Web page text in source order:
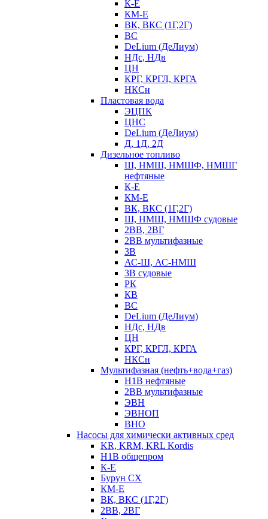
К-Е
КМ-Е
ВК, ВКС (1Г,2Г)
ВС
DeLium (ДеЛиум)
НДс, НДв
ЦН
КРГ, КРГЛ, КРГА
НКСн
Пластовая вода
ЭЦПК
ЦНС
DeLium (ДеЛиум)
Д, 1Д, 2Д
Дизельное топливо
Ш, НМШ, НМШФ, НМШГ
нефтяные
К-Е
КМ-Е
ВК, ВКС (1Г,2Г)
Ш, НМШ, НМШФ судовые
2ВВ, 2ВГ
2ВВ мультифазные
3В
АС-Ш, АС-НМШ
3В судовые
РК
КВ
ВС
DeLium (ДеЛиум)
НДс, НДв
ЦН
КРГ, КРГЛ, КРГА
НКСн
Мультифазная (нефть+вода+газ)
Н1В нефтяные
2ВВ мультифазные
ЭВН
ЭВНОП
ВНО
Насосы для химически активных сред
KR, KRM, KRL Kordis
Н1В общепром
К-Е
Бурун СХ
КМ-Е
ВК, ВКС (1Г,2Г)
2ВВ, 2ВГ